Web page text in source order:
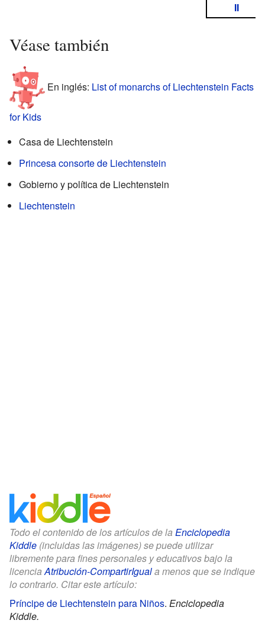
II
Véase también
En inglés: List of monarchs of Liechtenstein Facts
for Kids
Casa de Liechtenstein
Princesa consorte de Liechtenstein
Gobierno y política de Liechtenstein
Liechtenstein
Todo el contenido de los artículos de la Enciclopedia
Kiddle (incluidas las imágenes) se puede utilizar
libremente para fines personales y educativos bajo la
licenciaAtribución-CompartirIguala menos que se indique
lo contrario. Citar este artículo:
Príncipe de Liechtenstein para Niños. Enciclopedia
Kiddle.